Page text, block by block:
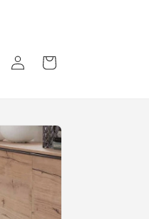
EinloggenWarenkorb